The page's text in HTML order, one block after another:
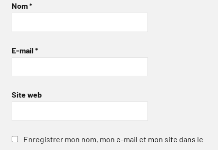
Nom*
E-mail *
Site web
Enregistrer mon nom, mon e-mail et mon site dans le